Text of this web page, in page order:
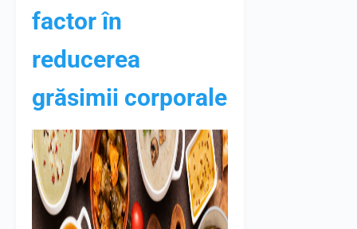
factor în
reducerea
grăsimii corporale